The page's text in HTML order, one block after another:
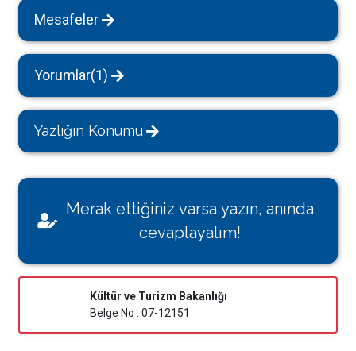
Mesafeler
Yorumlar(1)
Yazlığın Konumu
Merak ettiğiniz varsa yazın, anında
cevaplayalım!
Kültür ve Turizm Bakanlığı
Belge No : 07-12151